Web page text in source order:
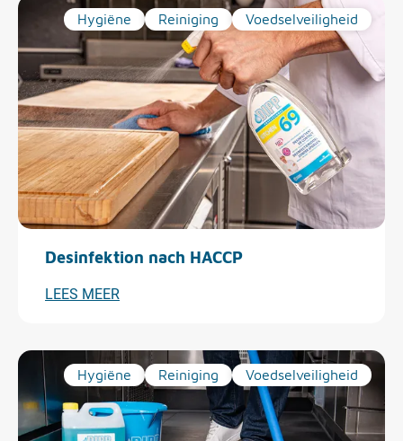
Hygiëne Reiniging Voedselveiligheid
Desinfektion nach HACCP
LEES MEER
Hygiëne Reiniging Voedselveiligheid